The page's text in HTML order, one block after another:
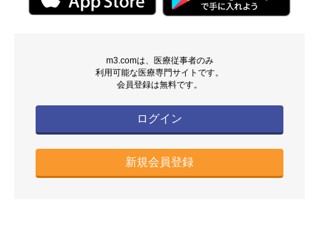
m3.comは、医療従事者のみ
利用可能な医療専門サイトです。
会員登録は無料です。
ログイン
新規会員登録